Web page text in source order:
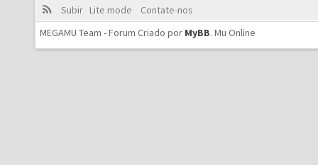
Subir Lite mode
Contate-nos
MEGAMU Team - Forum Criado por MyBB. Mu Online